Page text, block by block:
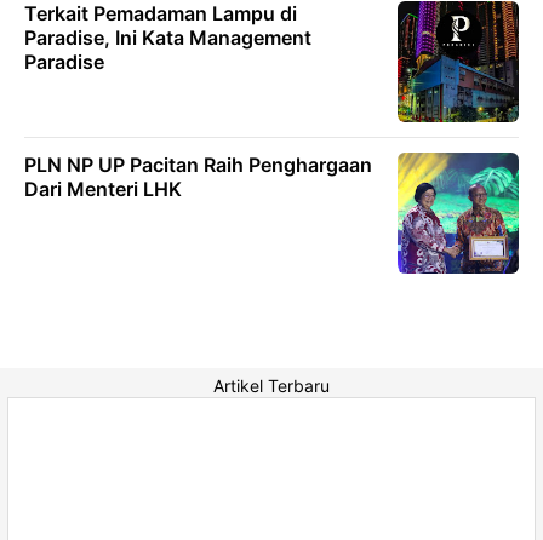
Terkait Pemadaman Lampu di
Paradise, Ini Kata Management
Paradise
PLN NP UP Pacitan Raih Penghargaan
Dari Menteri LHK
Artikel Terbaru